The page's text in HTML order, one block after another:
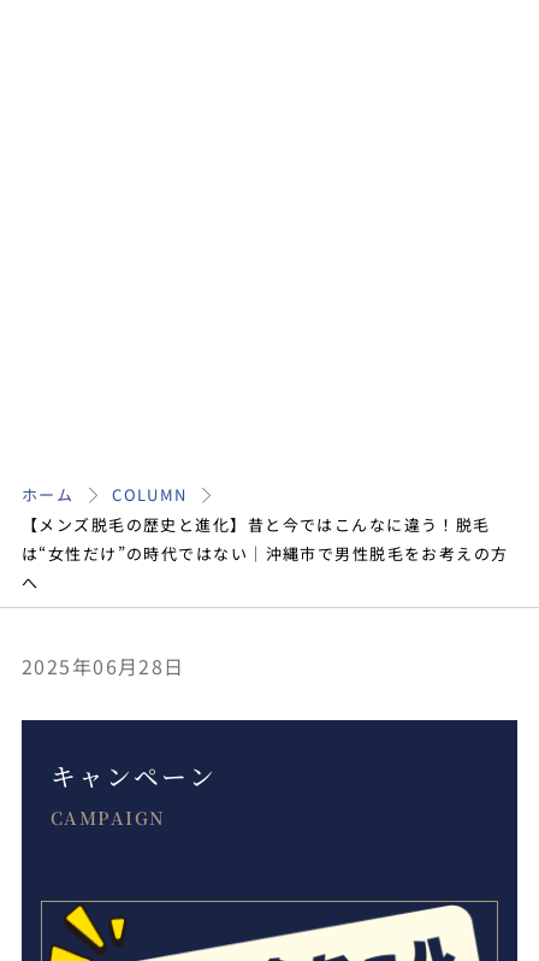
ホーム
COLUMN
【メンズ脱毛の歴史と進化】昔と今ではこんなに違う！脱毛
は“女性だけ”の時代ではない｜沖縄市で男性脱毛をお考えの方
へ
2025年06月28日
キャンペーン
CAMPAIGN